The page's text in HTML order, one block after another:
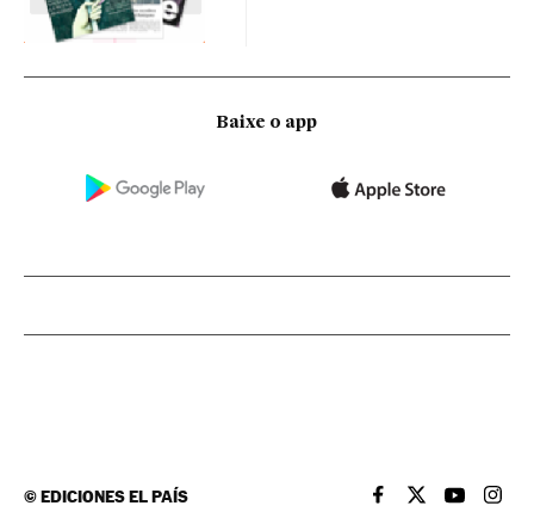
Baixe o app
©EDICIONES EL PAÍS EL PAÍS BRASIL EN
EL PAÍSEL PAÍS
EL